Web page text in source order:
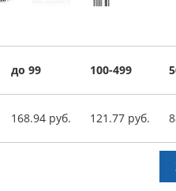
до 99 100-499
168.94 руб. 121.77 руб.